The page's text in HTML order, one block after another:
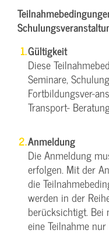
Gültigkeit
Diese
Seminare,
Fortbildungsver-
Transport-
Anmeldung
Die Anmeldung
erfolgen. Mit der
die
werden in der
berücksichtigt. Bei
eine Teilnahme